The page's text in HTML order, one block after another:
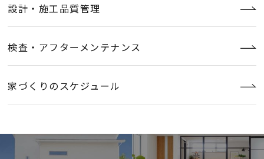
設計・施工品質管理
検査・アフターメンテナンス
家づくりのスケジュール